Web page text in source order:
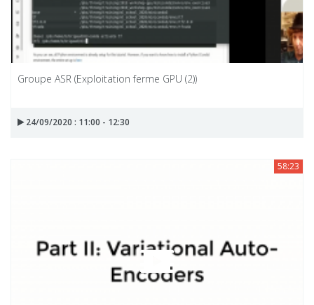
Groupe ASR (Exploitation ferme GPU (2))
24/09/2020 : 11:00 - 12:30
58:23